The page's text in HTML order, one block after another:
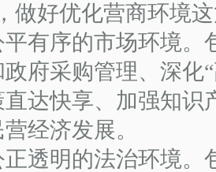
做好优化营商环境
序的市场环境。
府采购管理、深化
达快享、加强知识
经济发展。
明的法治环境。